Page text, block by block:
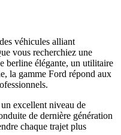
véhicules alliant
vous recherchiez une
berline élégante, un utilitaire
la gamme Ford répond aux
excellent niveau de
de dernière génération
chaque trajet plus